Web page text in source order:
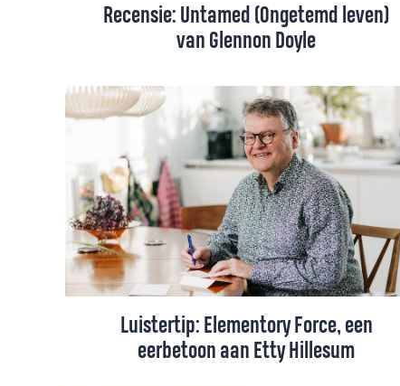
Recensie: Untamed (Ongetemd leven)
van Glennon Doyle
Lisanne Bouma las de bestseller Ongetemd
Leven van de Amerikaanse auteur en
queer-activiste Glennon Doyle, een
prachtig en eerlijk pleidooi om te gaan
luisteren naar hoe je bedoeld bent.
Luistertip: Elementory Force, een
eerbetoon aan Etty Hillesum